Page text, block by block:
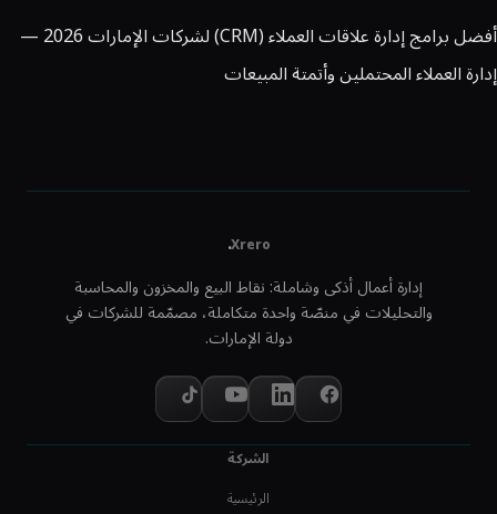
أفضل برامج إدارة علاقات العملاء (CRM) لشركات الإمارات 2026 —
إدارة العملاء المحتملين وأتمتة المبيعات
Xrero
.
إدارة أعمال أذكى وشاملة: نقاط البيع والمخزون والمحاسبة
والتحليلات في منصّة واحدة متكاملة، مصمّمة للشركات في
دولة الإمارات.
الشركة
الرئيسية